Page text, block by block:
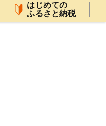
はじめての
ふるさと納税